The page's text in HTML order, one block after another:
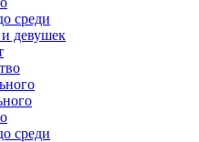
среди
девушек
среди